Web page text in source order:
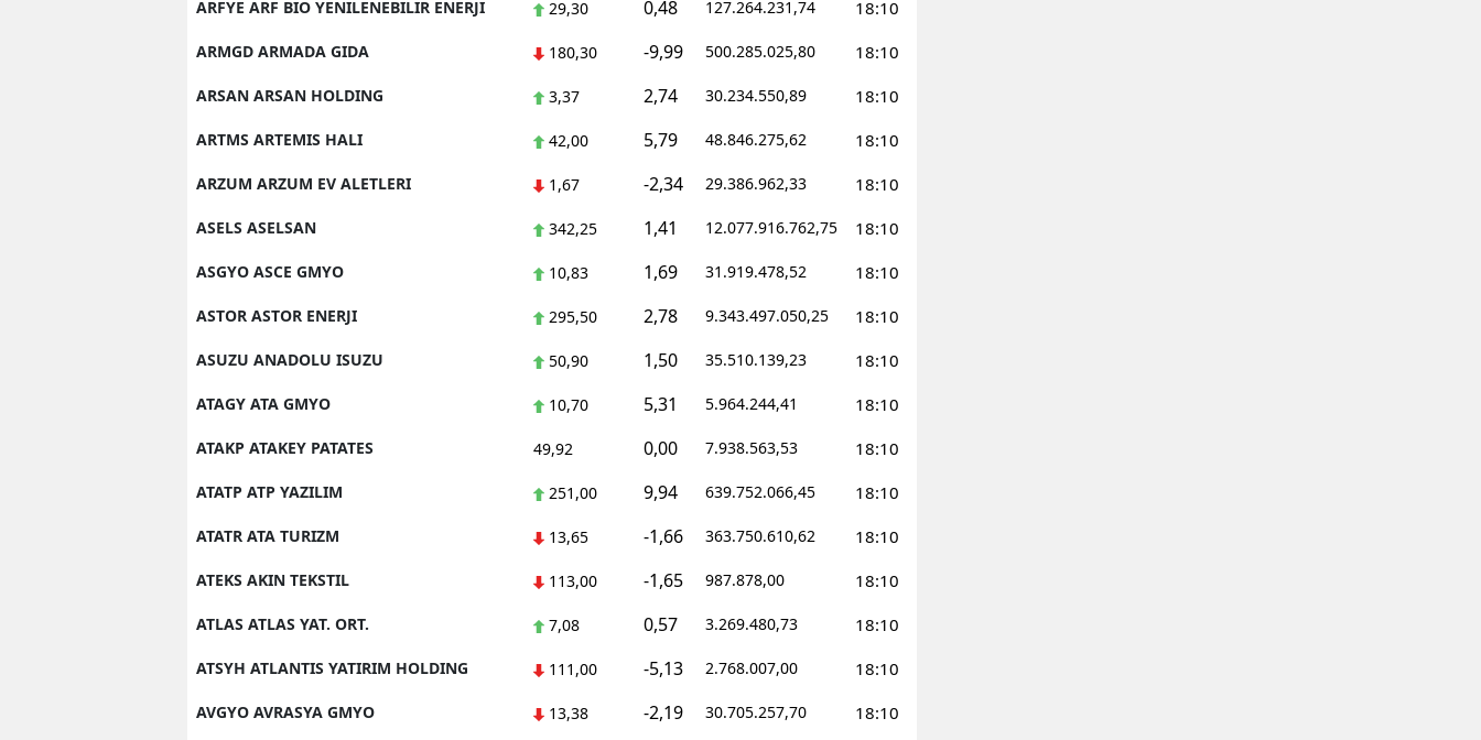
Kırıkkale
Batman
ARFYE ARF BIO YENILENEBILIR ENERJI 29,30 0,48 127.264.231,74 18:10
ARMGD ARMADA GIDA 180,30 -9,99 500.285.025,80 18:10
ARSAN ARSAN HOLDING 3,37 2,74 30.234.550,89 18:10
ARTMS ARTEMIS HALI 42,00 5,79 48.846.275,62 18:10
ARZUM ARZUM EV ALETLERI 1,67 -2,34 29.386.962,33 18:10
ASELS ASELSAN 342,25 1,41 12.077.916.762,75 18:10
ASGYO ASCE GMYO 10,83 1,69 31.919.478,52 18:10
ASTOR ASTOR ENERJI 295,50 2,78 9.343.497.050,25 18:10
ASUZU ANADOLU ISUZU 50,90 1,50 35.510.139,23 18:10
ATAGY ATA GMYO 10,70 5,31 5.964.244,41 18:10
ATAKP ATAKEY PATATES 49,92 0,00 7.938.563,53 18:10
ATATP ATP YAZILIM 251,00 9,94 639.752.066,45 18:10
ATATR ATA TURIZM 13,65 -1,66 363.750.610,62 18:10
ATEKS AKIN TEKSTIL 113,00 -1,65 987.878,00 18:10
ATLAS ATLAS YAT. ORT. 7,08 0,57 3.269.480,73 18:10
ATSYH ATLANTIS YATIRIM HOLDING 111,00 -5,13 2.768.007,00 18:10
AVGYO AVRASYA GMYO 13,38 -2,19 30.705.257,70 18:10